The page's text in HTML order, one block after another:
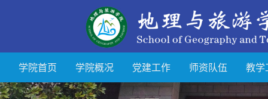
学院首页 学院概况 党建工作 师资队伍 教学